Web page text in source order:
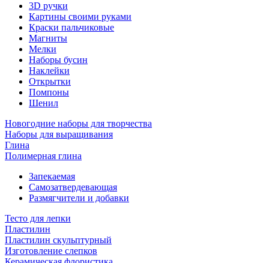
3D ручки
Картины своими руками
Краски пальчиковые
Магниты
Мелки
Наборы бусин
Наклейки
Открытки
Помпоны
Шенил
Новогодние наборы для творчества
Наборы для выращивания
Глина
Полимерная глина
Запекаемая
Самозатвердевающая
Размягчители и добавки
Тесто для лепки
Пластилин
Пластилин скульптурный
Изготовление слепков